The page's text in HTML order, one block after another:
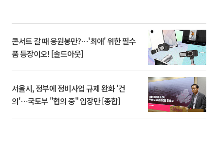
콘서트 갈 때 응원봉만?⋯'최애' 위한 필수
품 등장이오! [솔드아웃]
서울시, 정부에 정비사업 규제 완화 '건
의'⋯국토부 "협의 중" 입장만 [종합]